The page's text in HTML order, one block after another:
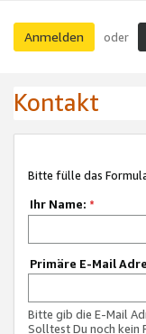
Anmelden oder
Kontakt
Bitte fülle das
Ihr Name: *
Primäre E-Mail
Bitte gib die E-Mail
Solltest Du noch kein